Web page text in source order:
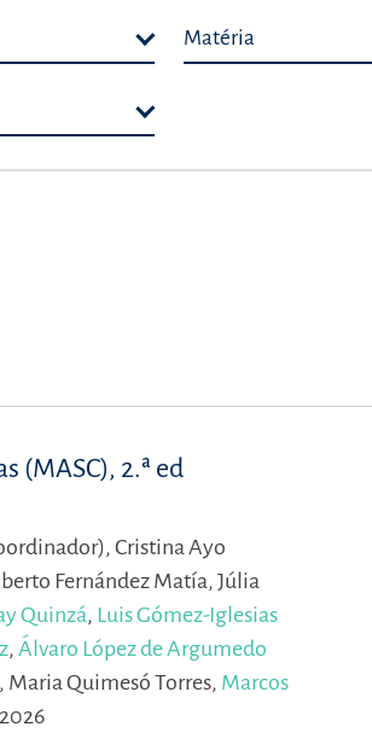
Matéria
(MASC), 2.ª ed
Cristina Ayo
Fernández Matía, Júlia
Quinzá, Luis Gómez-Iglesias
, Álvaro López de Argumedo
Maria Quimesó Torres, Marcos